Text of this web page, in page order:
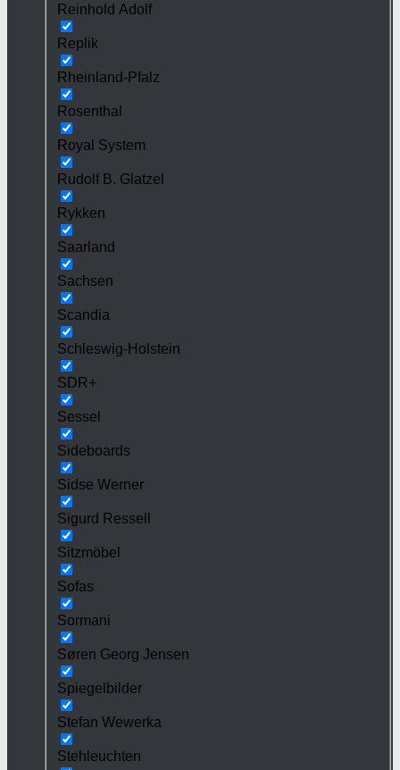
Reinhold Adolf
Replik
Rheinland-Pfalz
Rosenthal
Royal System
Rudolf B. Glatzel
Rykken
Saarland
Sachsen
Scandia
Schleswig-Holstein
SDR+
Sessel
Sideboards
Sidse Werner
Sigurd Ressell
Sitzmöbel
Sofas
Sormani
Søren Georg Jensen
Spiegelbilder
Stefan Wewerka
Stehleuchten